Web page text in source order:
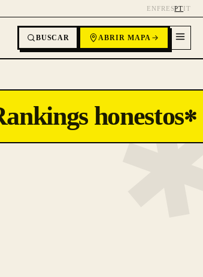
EN FR ESPTIT
BUSCAR ABRIR MAPA
honestos✻